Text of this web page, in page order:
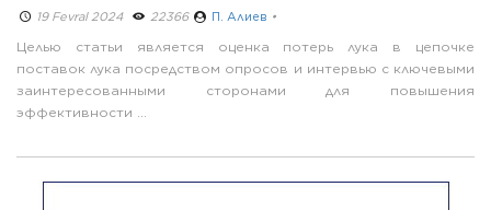
19 Fevral 2024 ­ 22366 П. Алиев •
Целью статьи является оценка потерь лука в цепочке
поставок лука посредством опросов и интервью с ключевыми
заинтересованными сторонами для повышения
эффективности ...